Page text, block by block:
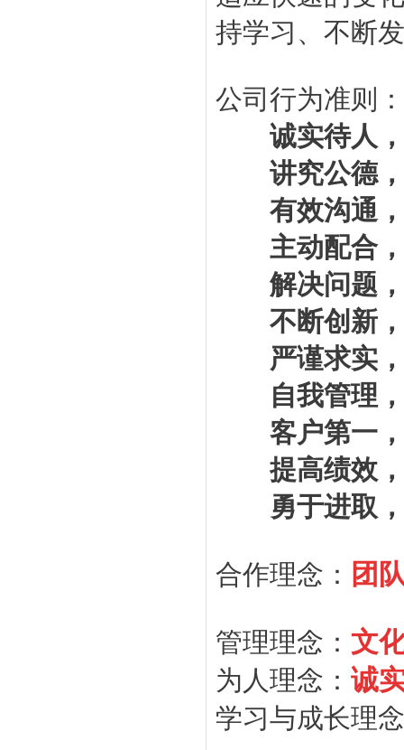
持学习、不断
公司行为准则：
诚实待人
讲究公德，
有效沟通，
主动配合，
解决问题，
不断创新，
严谨求实，
自我管理，
客户第一，
提高绩效，
勇于进取，
合作理念： 团
管理理念： 文
为人理念： 诚
学习与成长理